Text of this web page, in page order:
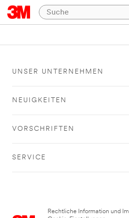
UNSER UNTERNEHMEN
NEUIGKEITEN
VORSCHRIFTEN
SERVICE
Rechtliche Information und